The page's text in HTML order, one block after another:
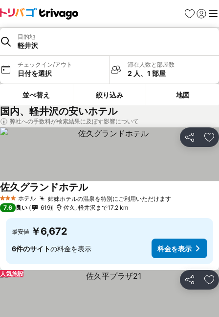
お気に入り
ログイ
メ
目的地
軽井沢
チェックイン/アウト
日付を選択
滞在人数と部屋数
2 人、1 部屋
並べ替え 絞り込み 地図
国内、軽井沢の安いホテル
弊社への手数料が検索結果に及ぼす影響について
シェア お
3 ホテルのランク
ホテル 姉妹ホテルの温泉を特別にご利用いただけます料金を表示
佐久グランドホテル
7.6 良い 619 佐久, 軽井沢まで17.2 km
最安値 ￥6,672
6件のサイトの料金を表示 料金を表示
シェア お
人気施設